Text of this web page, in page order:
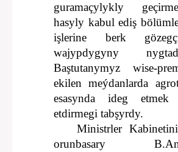
guramaçylykly
hasyly kabul ediş
işlerine berk
wajypdygyny
Baştutanymyz wise-
ekilen meýdanlarda
esasynda ideg
etdirmegi tabşyrdy.
Ministrler
orunbasary